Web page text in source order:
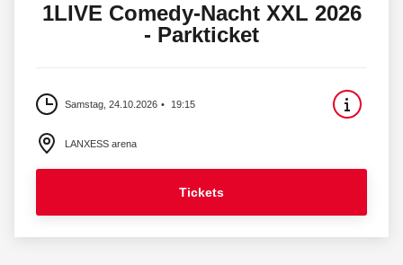
1LIVE Comedy-Nacht XXL 2026
- Parkticket
Samstag, 24.10.2026 19:15
LANXESS arena
Tickets